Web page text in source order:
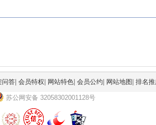
问答| 会员特权 网站特色| 会员公约 网站地图 排名推
苏公网安备 32058302001128号